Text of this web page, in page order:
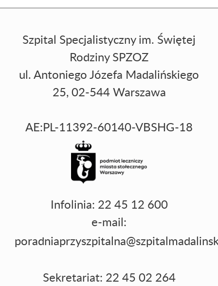
Szpital Specjalistyczny im. Świętej
Rodziny SPZOZ
ul. Antoniego Józefa Madalińskiego
25, 02-544 Warszawa
AE:PL-11392-60140-VBSHG-18
Infolinia: 22 45 12 600
e-mail:
Sekretariat: 22 45 02 264